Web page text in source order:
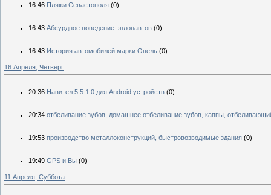
16:46 Пляжи Севастополя (0)
16:43 Абсурдное поведение энлонавтов (0)
16:43 История автомобилей марки Опель (0)
16 Апреля, Четверг
20:36 Навител 5.5.1.0 для Android устройств (0)
20:34 отбеливание зубов, домашнее отбеливание зубов, каппы,
19:53 производство металлоконструкций, быстровозводимые здания (0)
19:49 GPS и Вы (0)
11 Апреля, Суббота